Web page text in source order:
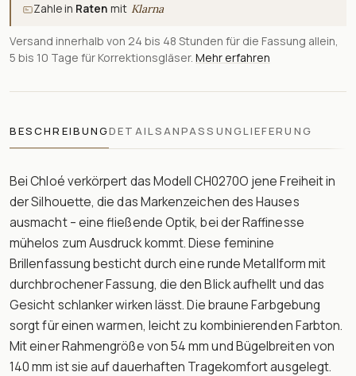
Zahle in Raten mit Klarna
Versand innerhalb von 24 bis 48 Stunden für die Fassung allein,
5 bis 10 Tage für Korrektionsgläser. Mehr erfahren
BESCHREIBUNGDETAILSANPASSUNGLIEFERUNG
Bei Chloé verkörpert das Modell CH0270O jene Freiheit in
der Silhouette, die das Markenzeichen des Hauses
ausmacht – eine fließende Optik, bei der Raffinesse
mühelos zum Ausdruck kommt. Diese feminine
Brillenfassung besticht durch eine runde Metallform mit
durchbrochener Fassung, die den Blick aufhellt und das
Gesicht schlanker wirken lässt. Die braune Farbgebung
sorgt für einen warmen, leicht zu kombinierenden Farbton.
Mit einer Rahmengröße von 54 mm und Bügelbreiten von
140 mm ist sie auf dauerhaften Tragekomfort ausgelegt.